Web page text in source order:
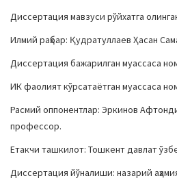
Диссертация мавзуси рўйхатга
Илмий раҳбар: Қудратуллаев Ҳасан
Диссертация бажарилган муассаса
ИК фаолият кўрсатаётган муассаса
Расмий оппонентлар: Эркинов
профессор.
Етакчи ташкилот: Тошкент давлат
Диссертация йўналиши: назарий